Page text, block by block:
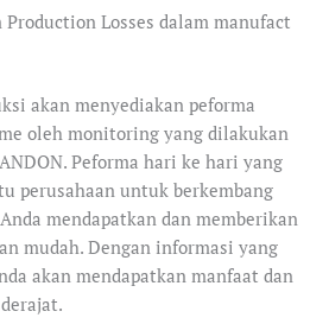
Production Losses dalam manufact
akan menyediakan peforma
oleh monitoring yang dilakukan
Peforma hari ke hari yang
perusahaan untuk berkembang
mendapatkan dan memberikan
mudah. Dengan informasi yang
akan mendapatkan manfaat dan